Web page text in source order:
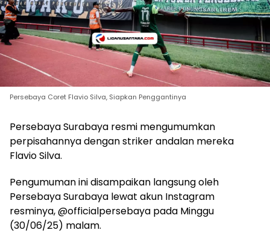
Persebaya Coret Flavio Silva, Siapkan Penggantinya
Persebaya Surabaya resmi mengumumkan
perpisahannya dengan striker andalan mereka
Flavio Silva.
Pengumuman ini disampaikan langsung oleh
Persebaya Surabaya lewat akun Instagram
resminya, @officialpersebaya pada Minggu
(30/06/25) malam.